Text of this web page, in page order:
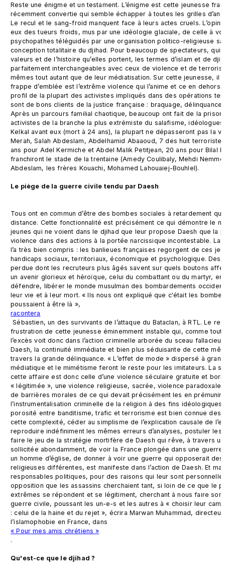
Reste une énigme et un testament. L’énigme est cette jeunesse
récemment convertie qui semble échapper à toutes les grilles
Le recul et le sang-froid manquent face à leurs actes cruels.
eux des tueurs froids, mus par une idéologie glaciale, de celle à
psychopathes téléguidés par une organisation politico-religieuse
conception totalitaire du djihad. Pour beaucoup de spectateurs,
valeurs et de l’histoire qu’elles portent, les termes d’islam et de
parfaitement interchangeables avec ceux de violence et de
mêmes tout autant que de leur médiatisation. Sur cette jeunesse, il
frappe d’emblée est l’extrême violence qui l’anime et ce en
profil de la plupart des activistes impliqués dans des opérations
sont de bons clients de la justice française : braquage,
Après un parcours familial chaotique, beaucoup ont fait de la
activistes de la branche la plus extrémiste du salafisme,
Kelkal avant eux (mort à 24 ans), la plupart ne dépasseront pas la
Merah, Salah Abdeslam, Abdelhamid Abaaoud, 7 des huit
ans pour Adel Kermiche et Abdel Malik Petitjean, 20 ans pour Bilal
franchiront le stade de la trentaine (Amedy Coulibaly, Mehdi
Abdeslam, les frères Kouachi, Mohamed Lahouaiej-Bouhlel).
Le piège de la guerre civile tendu par Daesh
Tous ont en commun d’être des bombes sociales à retardement
distance. Cette fonctionnalité est précisément ce qui démontre le
jeunes qui ne voient dans le djihad que leur propose Daesh que la
violence dans des actions à la portée narcissique incontestable. La
l’a très bien compris : les banlieues françaises regorgent de ces
handicaps sociaux, territoriaux, économique et psychologique. Des
perdue dont les recruteurs plus âgés savent sur quels boutons
un avenir glorieux et héroïque, celui du combattant ou du martyr, en
défendre, libérer le monde musulman des bombardements
leur vie et à leur mort. « Ils nous ont expliqué que c'était les
poussaient à être là »,
racontera
Sébastien, un des survivants de l’attaque du Bataclan, à RTL. Le ressentiment, la colère, la
frustration de cette jeunesse éminemment instable qui, comme
l’excès voit donc dans l’action criminelle arborée du sceau
Daesh, la continuité immédiate et bien plus séduisante de cette
travers la grande délinquance. « L’effet de mode » dispersé à
médiatique et le mimétisme feront le reste pour les imitateurs. La
cette affaire est donc celle d’une violence séculaire gratuite et
« légitimée », une violence religieuse, sacrée, violence
de barrières morales de ce qui devait précisément les en prémunir
l’instrumentalisation criminelle de la religion à des fins
porosité entre banditisme, trafic et terrorisme est bien connue des
cette complexité, céder au simplisme de l’explication causale de
reproduire indéfiniment les mêmes erreurs d’analyses, postuler
faire le jeu de la stratégie mortifère de Daesh qui rêve, à travers
sollicitée abondamment, de voir la France plongée dans une
un homme d’église, de donner à voir une guerre qui opposerait
religieuses différentes, est manifeste dans l’action de Daesh. Et
responsables politiques, pour des raisons qui leur sont
opposition que les assassins cherchaient tant, si loin de ce que le
extrêmes se répondent et se légitiment, cherchant à nous faire
guerre civile, poussant les un-e-s et les autres à « choisir leur
: celui de la haine et du rejet », écrira Marwan Muhammad,
l’islamophobie en France, dans
« Pour mes amis chrétiens »
.
Qu'est-ce que le djihad ?